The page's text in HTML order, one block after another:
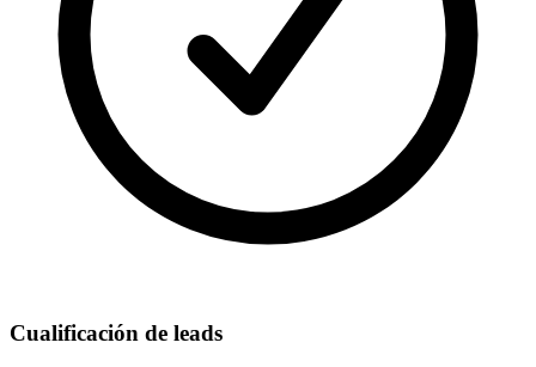
Cualificación de leads